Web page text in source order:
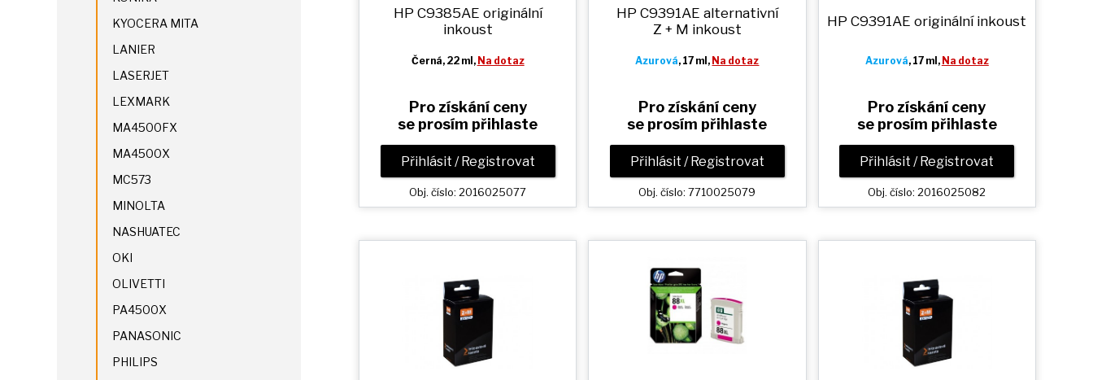
HP C9385AE originální
inkoust
Černá, 22 ml, Na dotaz
Pro získání ceny
se prosím přihlaste
Přihlásit / Registrovat
Obj. číslo: 2016025077
HP C9391AE alternativní
Z + M inkoust
Azurová, 17 ml, Na dotaz
Pro získání ceny
se prosím přihlaste
Přihlásit / Registrovat
Obj. číslo: 7710025079
HP C9391AE originální inkoust
Azurová, 17 ml, Na dotaz
Pro získání ceny
se prosím přihlaste
Přihlásit / Registrovat
Obj. číslo: 2016025082
KYOCERA MITA
LANIER
LASERJET
LEXMARK
MA4500FX
MA4500X
MC573
MINOLTA
NASHUATEC
OKI
OLIVETTI
PA4500X
PANASONIC
PHILIPS